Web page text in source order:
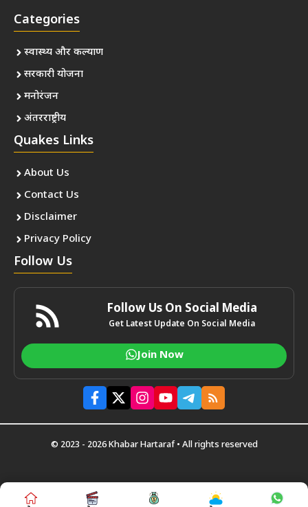
Categories
स्वास्थ्य और कल्याण
सरकारी योजना
मनोरंजन
अंतरराष्ट्रीय
Quakes Links
About Us
Contact Us
Disclaimer
Privacy Policy
Follow Us
Follow Us On Social Media
Get Latest Update On Social Media
Join Now
© 2023 - 2026 Khabar Hartaraf • All rights reserved